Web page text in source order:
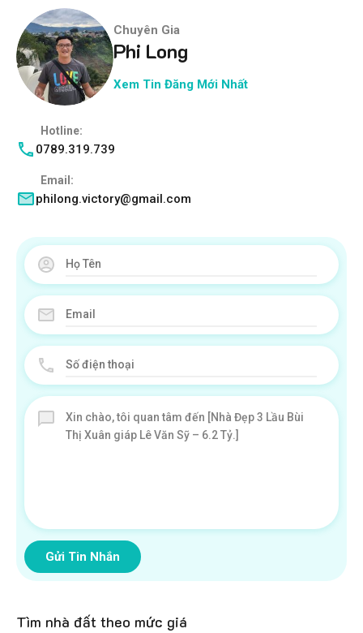
Chuyên Gia
Phi Long
Xem Tin Đăng Mới Nhất
Hotline:
0789.319.739
Email:
philong.victory@gmail.com
Gửi Tin Nhắn
Tìm nhà đất theo mức giá